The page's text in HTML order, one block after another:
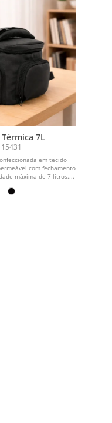
7L
15431
em tecido
com fechamento
máxima de 7 litros....